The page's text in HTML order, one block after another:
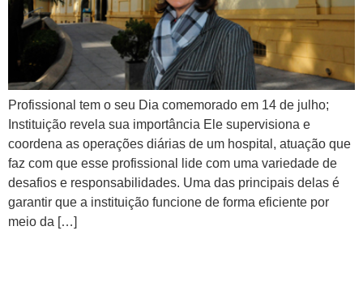
Profissional tem o seu Dia comemorado em 14 de julho;
Instituição revela sua importância Ele supervisiona e
coordena as operações diárias de um hospital, atuação que
faz com que esse profissional lide com uma variedade de
desafios e responsabilidades. Uma das principais delas é
garantir que a instituição funcione de forma eficiente por
meio da […]